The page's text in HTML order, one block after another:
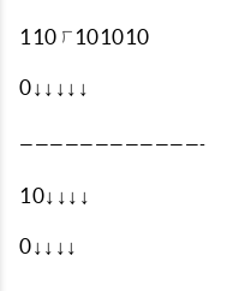
110 ⟌101010
0↓↓↓↓↓
————————————-
10↓↓↓↓
0↓↓↓↓